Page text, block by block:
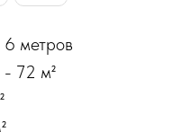
метров
72 м²